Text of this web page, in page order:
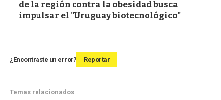
de la región contra la obesidad busca
impulsar el "Uruguay biotecnológico"
¿Encontraste un error? Reportar
Temas relacionados